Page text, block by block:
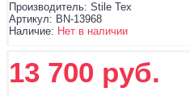
Производитель: Stile Tex
Артикул: BN-13968
Наличие: Нет в наличии
13 700 руб.